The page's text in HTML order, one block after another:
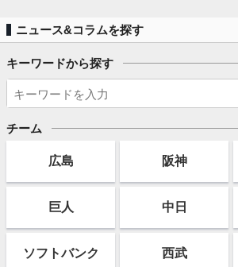
ニュース&コラムを探す
キーワードから探す
チーム
広島 阪神
巨人 中日
ソフトバンク 西武